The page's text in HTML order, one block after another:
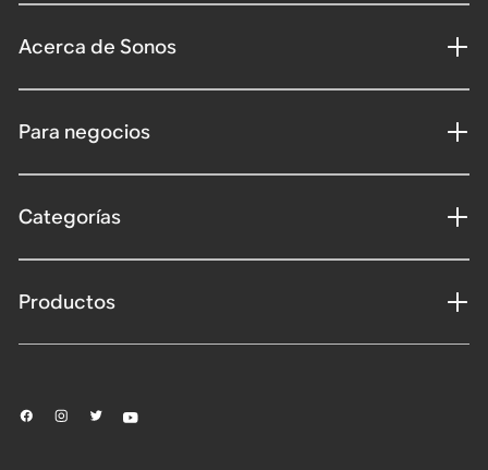
Acerca de Sonos
Para negocios
Categorías
Productos